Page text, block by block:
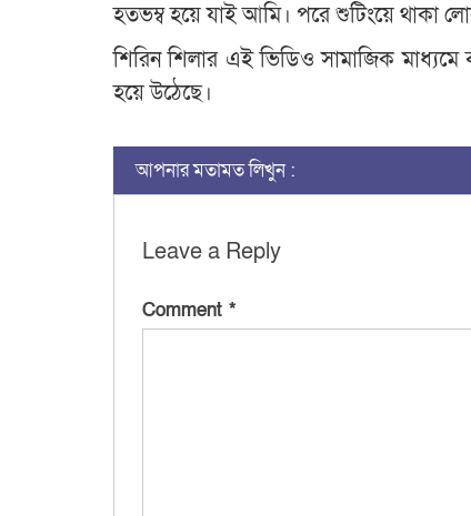
হতভম্ব হয়ে যাই আমি। পরে শুটিংয়ে থাকা
শিরিন শিলার এই ভিডিও সামাজিক
হয়ে উঠেছে।
আপনার মতামত লিখুন :
Leave a Reply
Comment *